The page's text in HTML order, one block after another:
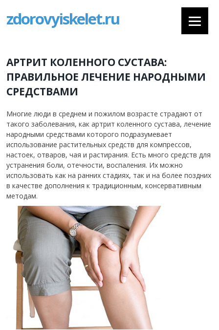
zdorovyiskelet.ru
АРТРИТ КОЛЕННОГО СУСТАВА:
ПРАВИЛЬНОЕ ЛЕЧЕНИЕ НАРОДНЫМИ
СРЕДСТВАМИ
Многие люди в среднем и пожилом возрасте страдают от
такого заболевания, как артрит коленного сустава, лечение
народными средствами которого подразумевает
использование растительных средств для компрессов,
настоек, отваров, чая и растирания. Есть много средств для
устранения боли, отечности, воспаления. Их можно
использовать как на ранних стадиях, так и на более поздних
в качестве дополнения к традиционным, консервативным
методам.